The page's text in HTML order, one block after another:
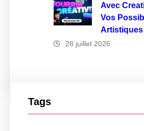
Avec
Vos
Artistiques
28 juillet 2026
Tags